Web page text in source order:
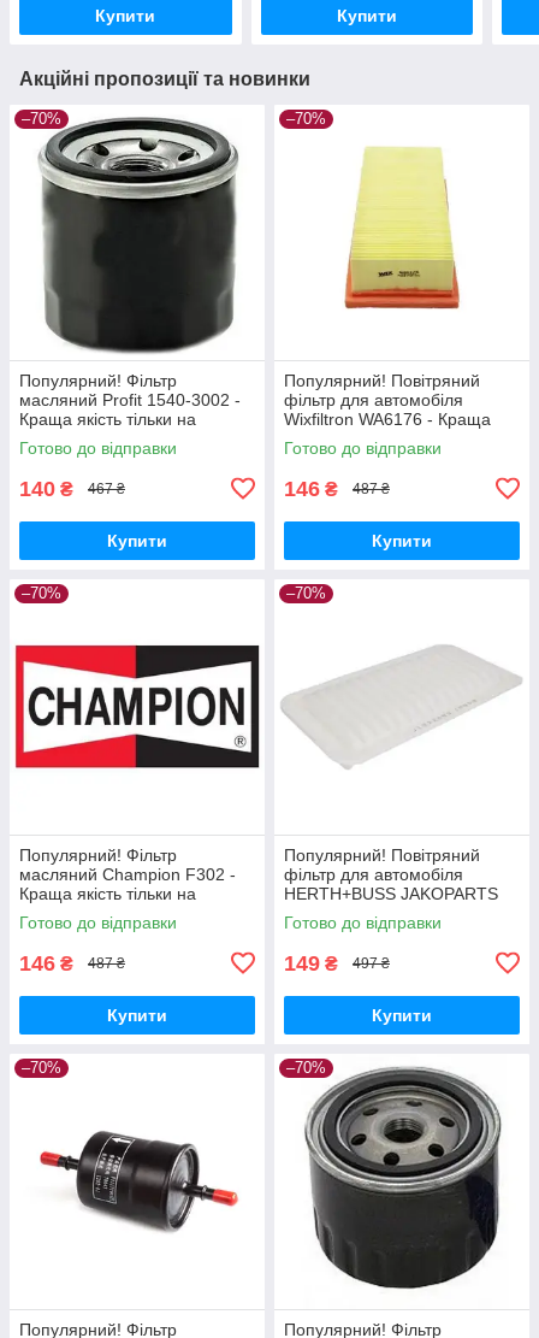
Купити Купити
Акційні пропозиції та новинки
–70%
Популярний! Фільтр
масляний Profit 1540-3002 -
Краща якість тільки на
Nukleon.com.ua
Готово до відправки
140 ₴ 467 ₴
Купити
–70%
Популярний! Повітряний
фільтр для автомобіля
Wixfiltron WA6176 - Краща
якість тільки на
Nukleon.com.ua
Готово до відправки
146 ₴ 487 ₴
Купити
–70%
Популярний! Фільтр
масляний Champion F302 -
Краща якість тільки на
Nukleon.com.ua
Готово до відправки
146 ₴ 487 ₴
Купити
–70%
Популярний! Повітряний
фільтр для автомобіля
HERTH+BUSS JAKOPARTS
J1322083 - Краща якість
тільки на Nukleon.com.ua
Готово до відправки
149 ₴ 497 ₴
Купити
–70%
Популярний! Фільтр
–70%
Популярний! Фільтр